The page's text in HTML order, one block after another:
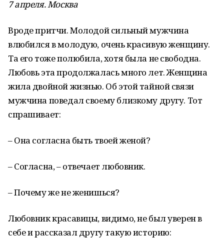
7 апреля. Москва
Вроде притчи. Молодой сильный мужчина
влюбился в молодую, очень красивую женщину.
Та его тоже полюбила, хотя была не свободна.
Любовь эта продолжалась много лет. Женщина
жила двойной жизнью. Об этой тайной связи
мужчина поведал своему близкому другу. Тот
спрашивает:
– Она согласна быть твоей женой?
– Согласна, – отвечает любовник.
– Почему же не женишься?
Любовник красавицы, видимо, не был уверен в
себе и рассказал другу такую историю: